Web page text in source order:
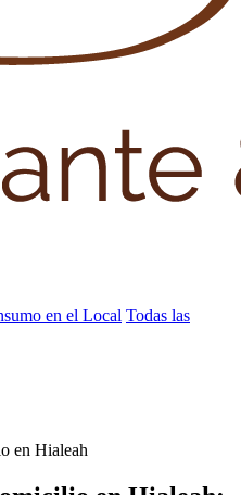
en el Local Todas las
en Hialeah